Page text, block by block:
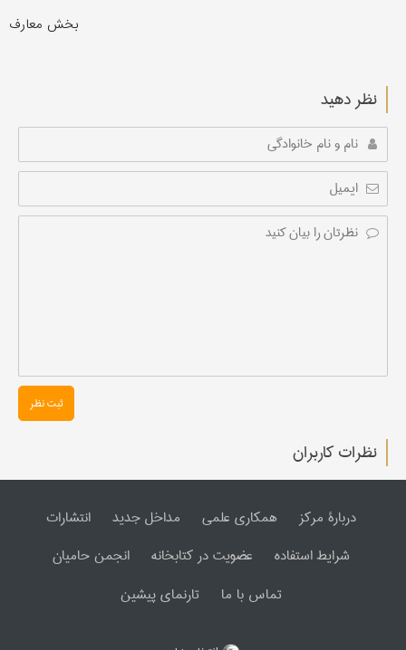
بخش معارف
نظر دهید
ثبت نظر
نظرات کاربران
دربارۀ مرکز همکاری علمی مداخل جدید
انتشارات
شرایط استفاده
عضویت در کتابخانه
انجمن حامیان
تماس با ما
تارنمای پیشین